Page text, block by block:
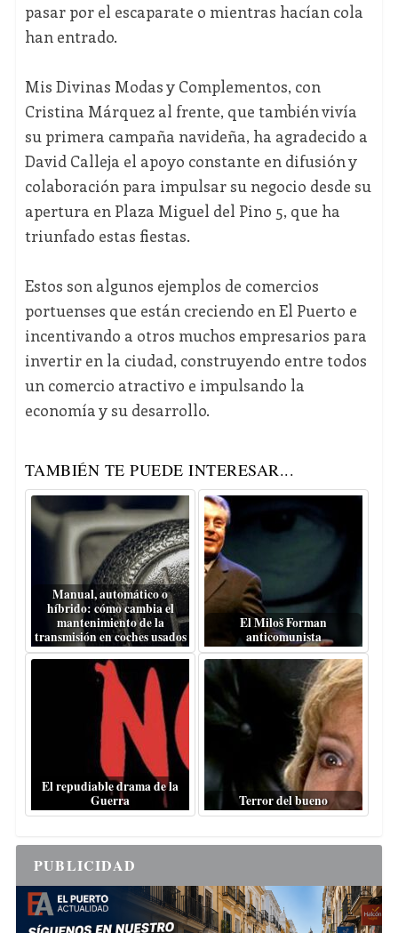
pasar por el escaparate o mientras hacían cola
han entrado.
Mis Divinas Modas y Complementos, con
Cristina Márquez al frente, que también vivía
su primera campaña navideña, ha agradecido a
David Calleja el apoyo constante en difusión y
colaboración para impulsar su negocio desde su
apertura en Plaza Miguel del Pino 5, que ha
triunfado estas fiestas.
Estos son algunos ejemplos de comercios
portuenses que están creciendo en El Puerto e
incentivando a otros muchos empresarios para
invertir en la ciudad, construyendo entre todos
un comercio atractivo e impulsando la
economía y su desarrollo.
TAMBIÉN TE PUEDE INTERESAR...
Manual, automático o
híbrido: cómo cambia el
mantenimiento de la
transmisión en coches usados
El Miloš Forman
anticomunista
El repudiable drama de la
Guerra
Terror del bueno
PUBLICIDAD